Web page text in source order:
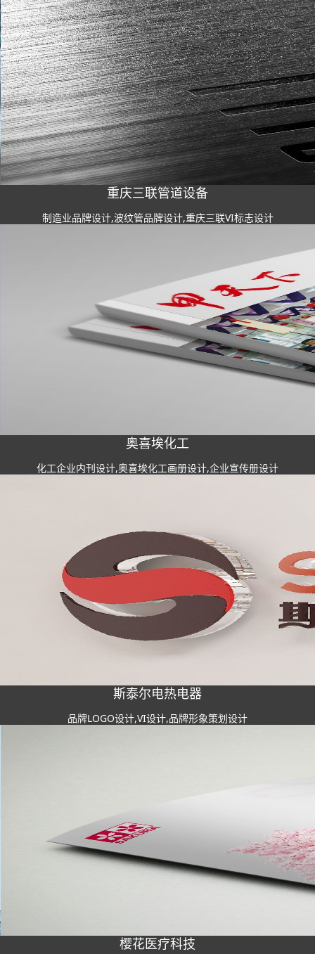
重庆三联管道设备
制造业品牌设计,波纹管品牌设计,重庆三联VI标志设计
奥喜埃化工
化工企业内刊设计,奥喜埃化工画册设计,企业宣传册设计
斯泰尔电热电器
品牌LOGO设计,VI设计,品牌形象策划设计
樱花医疗科技